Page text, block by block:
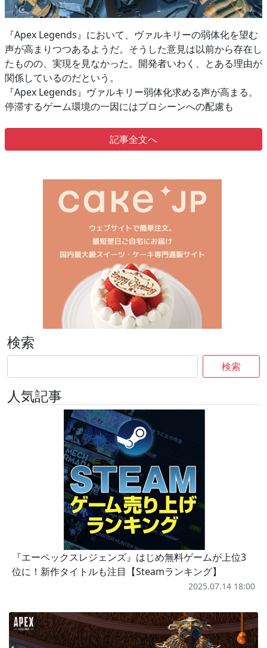
『Apex Legends』において、ヴァルキリーの弱体化を望む
声が高まりつつあるようだ。そうした意見は以前から存在し
たものの、実現を見なかった。開発者いわく、とある理由が
関係しているのだという。
『Apex Legends』ヴァルキリー弱体化求める声が高まる。
停滞するゲーム環境の一因にはプロシーンへの配慮も
記事全文へ
検索
検索
人気記事
『エーペックスレジェンズ』はじめ無料ゲームが上位3
位に！新作タイトルも注目【Steamランキング】
2025.07.14 18:00